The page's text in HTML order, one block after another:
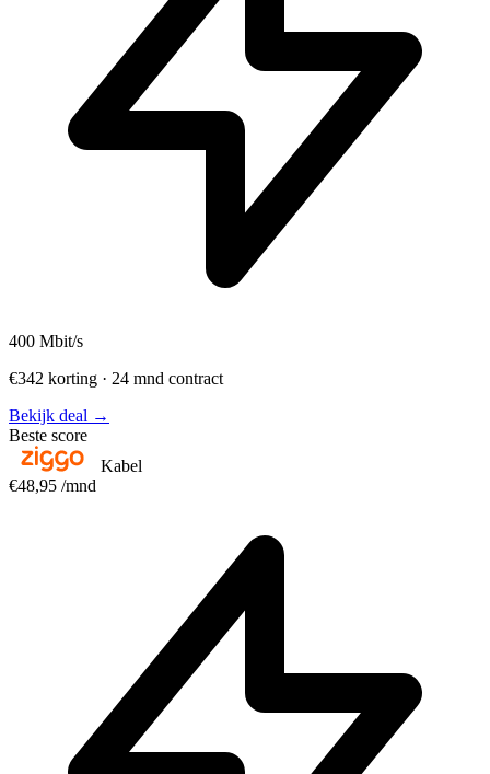
400 Mbit/s
€342 korting · 24 mnd contract
Bekijk deal →
Beste score
Kabel
€48,95 /mnd